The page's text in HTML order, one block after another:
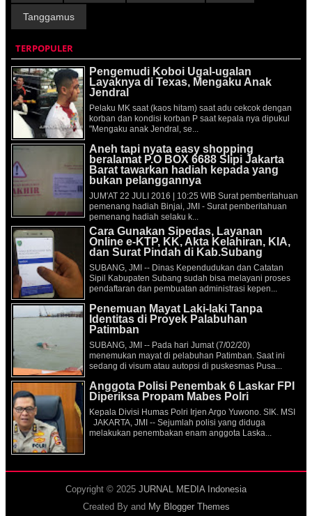
Tanggamus
TERPOPULER
Pengemudi Koboi Ugal-ugalan
Layaknya di Texas, Mengaku Anak
Jendral
Pelaku MK saat (kaos hitam) saat adu cekcok dengan
korban dan kondisi korban P saat kepala nya dipukul
"Mengaku anak Jendral, se...
Aneh tapi nyata easy shopping
beralamat P.O BOX 6688 Slipi Jakarta
Barat tawarkan hadiah kepada yang
bukan pelanggannya
JUM'AT 22 JULI 2016 | 10:25 WIB Surat pemberitahuan
pemenang hadiah Binjai, JMI - Surat pemberitahuan
pemenang hadiah selaku k...
Cara Gunakan Sipedas, Layanan
Online e-KTP, KK, Akta Kelahiran, KIA,
dan Surat Pindah di Kab.Subang
SUBANG, JMI -- Dinas Kependudukan dan Catatan
Sipil Kabupaten Subang sudah bisa melayani proses
pendaftaran dan pembuatan administrasi kepen...
Penemuan Mayat Laki-laki Tanpa
Identitas di Proyek Palabuhan
Patimban
SUBANG, JMI -- Pada hari Jumat (7/02/20)
menemukan mayat di pelabuhan Patimban. Saat ini
sedang di visum atau autopsi di puskesmas Pusa...
Anggota Polisi Penembak 6 Laskar FPI
Diperiksa Propam Mabes Polri
Kepala Divisi Humas Polri Irjen Argo Yuwono. SIK. MSI
JAKARTA, JMI -- Sejumlah polisi yang diduga
melakukan penembakan enam anggota Laska...
Copyright © 2025 JURNAL MEDIA Indonesia
Created By and My Blogger Themes